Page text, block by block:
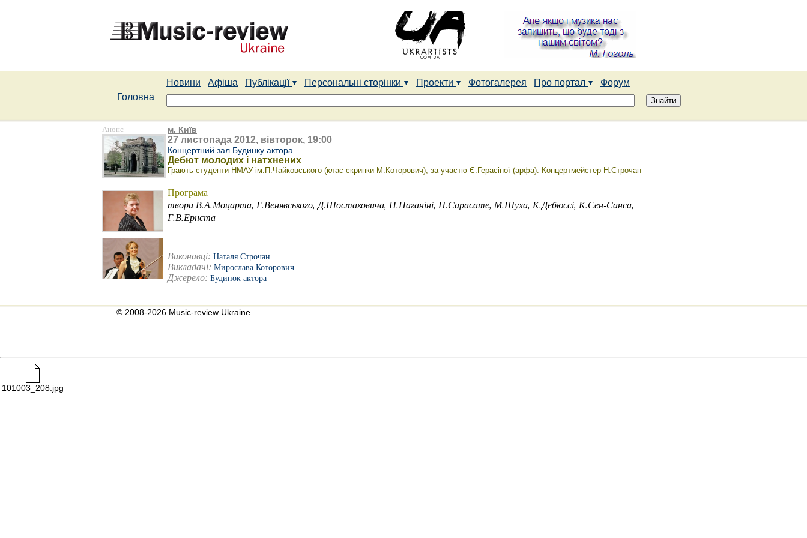
Новини Афіша Публікації Персональні сторінки Проекти Фотогалерея Про портал
Форум
Головна
Анонс м. Київ
27 листопада 2012, вівторок, 19:00
Концертний зал Будинку актора
Дебют молодих і натхнених
Грають студенти НМАУ ім.П.Чайковського (клас скрипки М.Которович), за участю Є.Герасіної (арфа). Концертмейстер Н.Строчан
Програма
твори В.А.Моцарта, Г.Венявського, Д.Шостаковича, Н.Паганіні, П.Сарасате, М.Шуха, К.Дебюссі, К.Сен-Санса,
Г.В.Ернста
Виконавці: Наталя Строчан
Викладачі: Мирослава Которович
Джерело: Будинок актора
© 2008-2026 Music-review Ukraine
101003_208.jpg